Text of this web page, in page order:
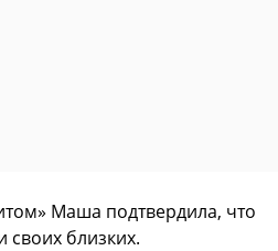
Маша подтвердила, что
своих близких.